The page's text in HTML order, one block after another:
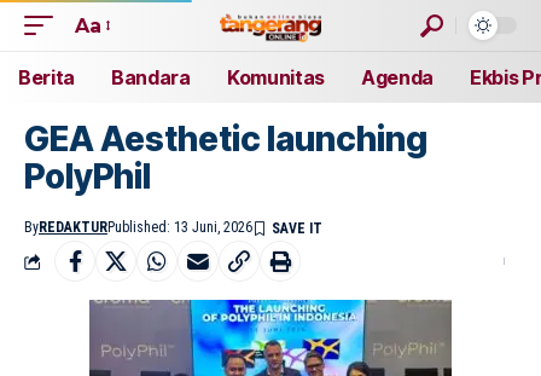
Aa
Berita Bandara Komunitas Agenda Ekbis
GEA Aesthetic launching
PolyPhil
ByREDAKTURPublished: 13 Juni, 2026